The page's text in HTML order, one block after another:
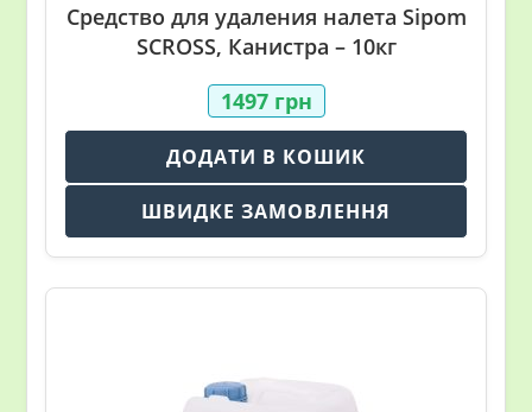
Средство для удаления налета Sipom
SCROSS, Канистра – 10кг
1497 грн
ДОДАТИ В КОШИК
ШВИДКЕ ЗАМОВЛЕННЯ